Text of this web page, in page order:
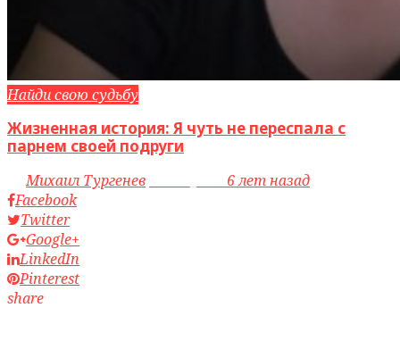
Найди свою судьбу
Жизненная история: Я чуть не переспала с
парнем своей подруги
byМихаил Тургенев
6 лет назад
Facebook
Twitter
Google+
LinkedIn
Pinterest
share